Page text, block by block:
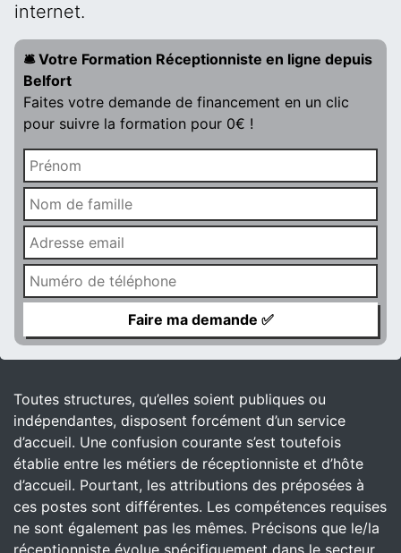
internet.
🛎️ Votre Formation Réceptionniste en ligne depuis
Belfort
Faites votre demande de financement en un clic
pour suivre la formation pour 0€ !
Toutes structures, qu’elles soient publiques ou
indépendantes, disposent forcément d’un service
d’accueil. Une confusion courante s’est toutefois
établie entre les métiers de réceptionniste et d’hôte
d’accueil. Pourtant, les attributions des préposées à
ces postes sont différentes. Les compétences requises
ne sont également pas les mêmes. Précisons que le/la
réceptionniste évolue spécifiquement dans le secteur